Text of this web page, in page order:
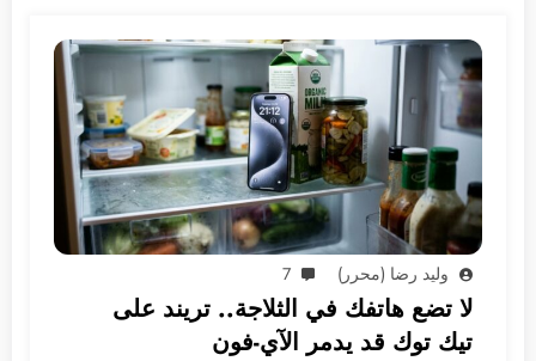
وليد رضا (محرر) 7
لا تضع هاتفك في الثلاجة.. تريند على
تيك توك قد يدمر الآي-فون